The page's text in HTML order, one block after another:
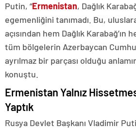
Putin, “Ermenistan, Dağlık
egemenliğini tanımadı. Bu,
açısından hem Dağlık Karabağ’ın
tüm bölgelerin Azerbaycan
ayrılmaz bir parçası olduğu
konuştu.
Ermenistan Yalnız
Yaptık
Rusya Devlet Başkanı Vladimir